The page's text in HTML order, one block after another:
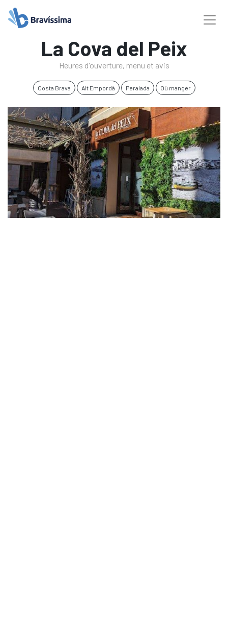
La Cova del Peix
Heures d'ouverture, menu et avis
Costa Brava Alt Empordà Peralada Où manger